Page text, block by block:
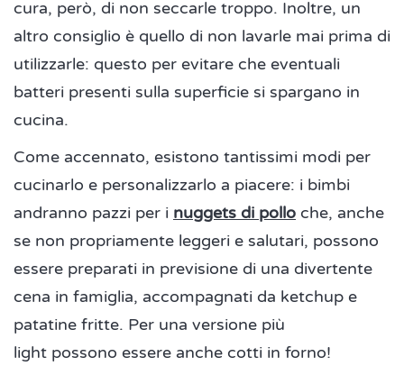
cura, però, di non seccarle troppo. Inoltre, un
altro consiglio è quello di non lavarle mai prima di
utilizzarle: questo per evitare che eventuali
batteri presenti sulla superficie si spargano in
cucina.
Come accennato, esistono tantissimi modi per
cucinarlo e personalizzarlo a piacere: i bimbi
andranno pazzi per i nuggets di pollo che, anche
se non propriamente leggeri e salutari, possono
essere preparati in previsione di una divertente
cena in famiglia, accompagnati da ketchup e
patatine fritte. Per una versione più
light possono essere anche cotti in forno!